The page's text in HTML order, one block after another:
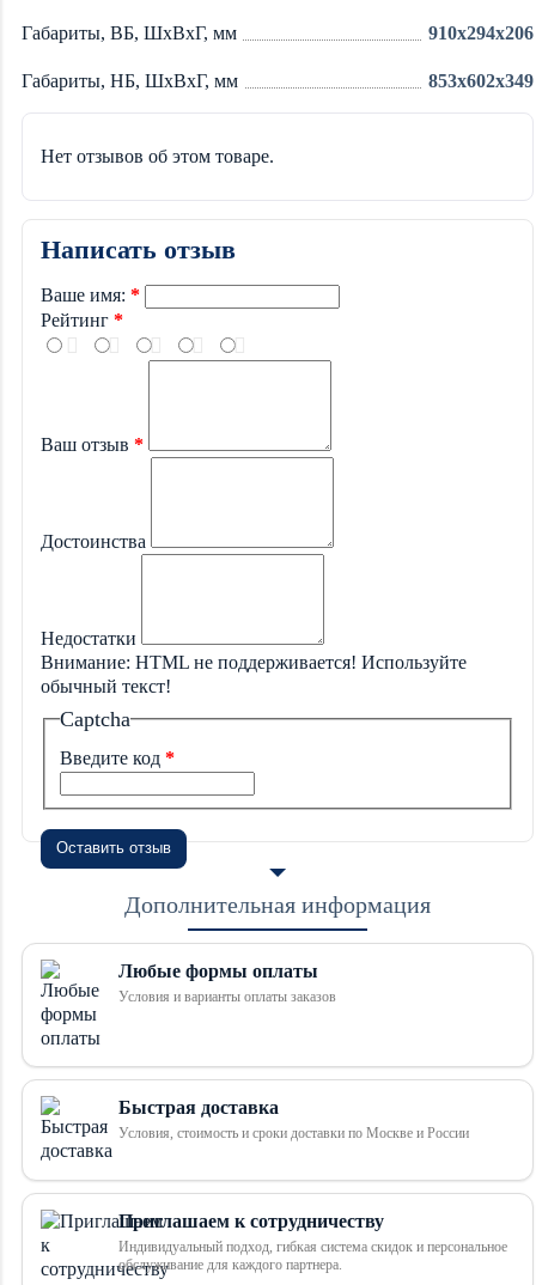
Габариты, ВБ, ШxВxГ, мм 910x294x206
Габариты, НБ, ШxВxГ, мм 853x602x349
Нет отзывов об этом товаре.
Написать отзыв
Ваше имя:
Рейтинг
Ваш отзыв
Достоинства
Недостатки
Внимание: HTML не поддерживается! Используйте
обычный текст!
Captcha
Введите код
Оставить отзыв
Дополнительная информация
Любые формы оплаты
Условия и варианты оплаты заказов
Быстрая доставка
Условия, стоимость и сроки доставки по Москве и России
Приглашаем к сотрудничеству
Индивидуальный подход, гибкая система скидок и персональное
обслуживание для каждого партнера.